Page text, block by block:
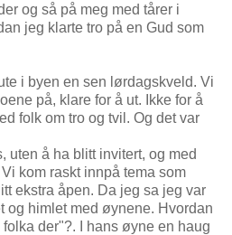
og så på meg med tårer i
jeg klarte tro på en Gud som
i byen en sen lørdagskveld. Vi
på, klare for å ut. Ikke for å
folk om tro og tvil. Og det var
uten å ha blitt invitert, og med
kom raskt innpå tema som
ekstra åpen. Da jeg sa jeg var
og himlet med øynene. Hvordan
der"?. I hans øyne en haug